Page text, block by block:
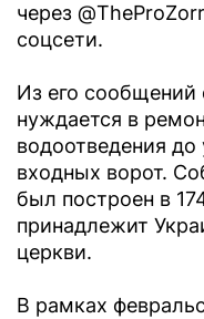
через
соцсети.
Из его сообщений
нуждается в
водоотведения до
входных ворот.
был построен в
принадлежит
церкви.
В рамках